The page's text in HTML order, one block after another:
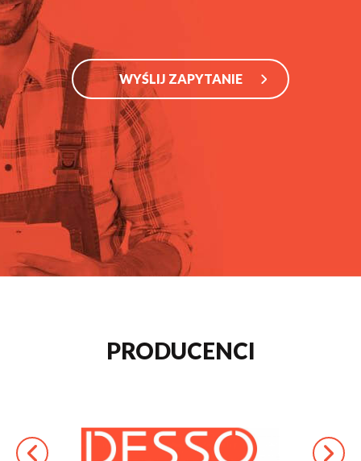
WYŚLIJ ZAPYTANIE
PRODUCENCI